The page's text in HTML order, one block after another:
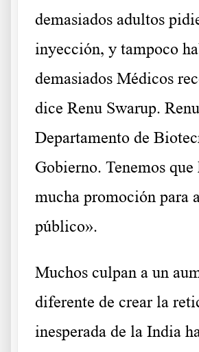
demasiados adultos
inyección, y tampoco
demasiados Médicos
dice Renu Swarup.
Departamento de
Gobierno. Tenemos que
mucha promoción para
público».
Muchos culpan a un
diferente de crear la
inesperada de la India